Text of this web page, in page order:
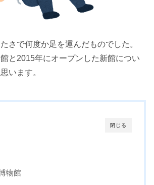
さで何度か足を運んだものでした。
と2015年にオープンした新館につい
います。
閉じる
物館